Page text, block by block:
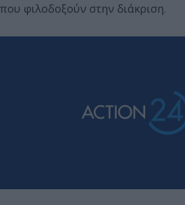
που φιλοδοξούν στην διάκριση.